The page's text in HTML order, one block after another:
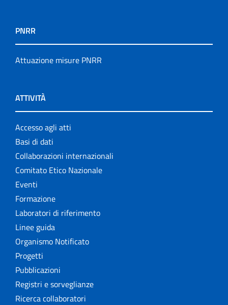
PNRR
Attuazione misure PNRR
ATTIVITÀ
Accesso agli atti
Basi di dati
Collaborazioni internazionali
Comitato Etico Nazionale
Eventi
Formazione
Laboratori di riferimento
Linee guida
Organismo Notificato
Progetti
Pubblicazioni
Registri e sorveglianze
Ricerca collaboratori